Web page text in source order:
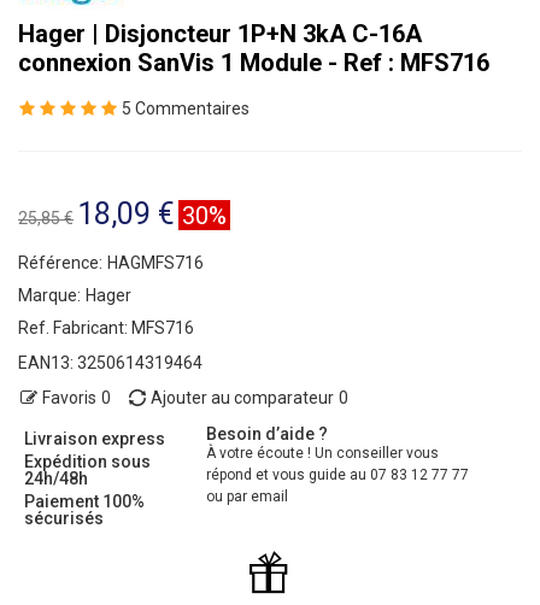
Hager | Disjoncteur 1P+N 3kA C-16A
connexion SanVis 1 Module - Ref : MFS716
5 Commentaires
25,85 € 18,09 € 30%
Référence: HAGMFS716
Marque: Hager
Ref. Fabricant: MFS716
EAN13: 3250614319464
Favoris 0 Ajouter au comparateur 0
Livraison express
Expédition sous
24h/48h
Paiement 100%
sécurisés
Besoin d’aide ?
À votre écoute ! Un conseiller vous
répond et vous guide au 07 83 12 77 77
ou par email